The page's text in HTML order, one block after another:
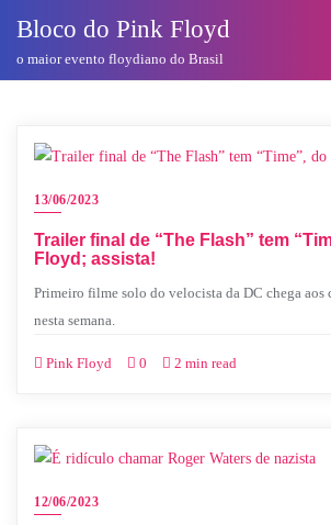
conteúdo
Bloco do Pink Floyd
o maior evento floydiano do Brasil
13/06/2023
Trailer final de “The Flash” tem
Floyd; assista!
Primeiro filme solo do velocista da DC chega aos
nesta semana.
Pink Floyd 0 2 min read
12/06/2023